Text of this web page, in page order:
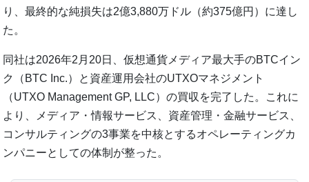
り、最終的な純損失は2億3,880万ドル（約375億円）に達し
た。
同社は2026年2月20日、仮想通貨メディア最大手のBTCイン
ク（BTC Inc.）と資産運用会社のUTXOマネジメント
（UTXO Management GP, LLC）の買収を完了した。これに
より、メディア・情報サービス、資産管理・金融サービス、
コンサルティングの3事業を中核とするオペレーティングカ
ンパニーとしての体制が整った。